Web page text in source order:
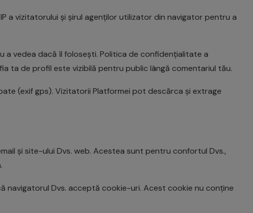
a vizitatorului și șirul agenților utilizator din navigator pentru a
a vedea dacă îl folosești. Politica de confidențialitate a
ta de profil este vizibilă pentru public lângă comentariul tău.
(exif gps). Vizitatorii Platformei pot descărca și extrage
și site-ului Dvs. web. Acestea sunt pentru confortul Dvs.,
navigatorul Dvs. acceptă cookie-uri. Acest cookie nu conține